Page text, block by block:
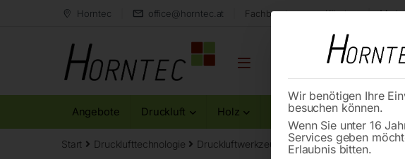
Horntec office@horntec.at Fachberatung aus Kärnten
Angebote Druckluft Holz Metall Reinigung
Start Drucklufttechnologie Druckluftwerkzeuge Industrie-
Wir benötigen Ihre
besuchen können.
Wenn Sie unter 16
Services geben
Erlaubnis bitten.